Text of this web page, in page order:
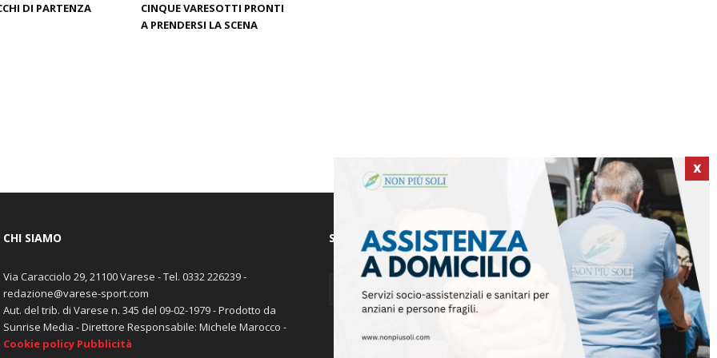
DI PARTENZA
CINQUE VARESOTTI PRONTI
A PRENDERSI LA SCENA
X
CHI SIAMO
Via Caracciolo 29, 21100 Varese - Tel. 0332 226239 -
redazione@varese-sport.com
Aut. del trib. di Varese n. 345 del 09-02-1979 - Prodotto da
Sunrise Media - Direttore Responsabile: Michele Marocco -
Cookie policy Pubblicità
SEGUICI